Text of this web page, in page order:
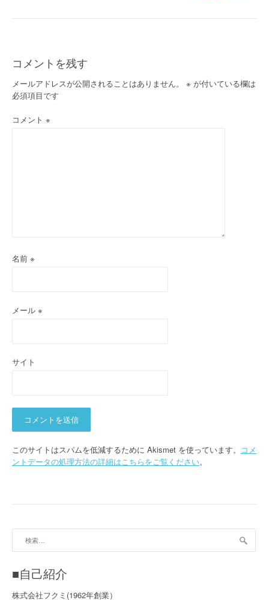
ゲ
ー
シ
ョ
コメントを残す
メールアドレスが公開されることはありません。 ※ が付いている欄は
必須項目です
コメント ※
名前 ※
メール ※
サイト
このサイトはスパムを低減するために Akismet を使っています。 コメ
ントデータの処理方法の詳細はこちらをご覧ください。
■自己紹介
株式会社フクミ(1962年創業）